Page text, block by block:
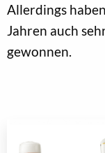
Allerdings
Jahren auch
gewonnen.